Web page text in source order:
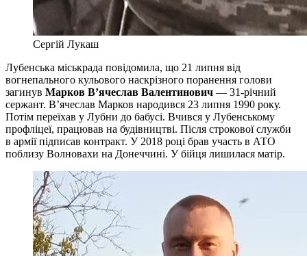
Сергій Лукаш
Лубенська міськрада повідомила, що 21 липня від
вогнепального кульового наскрізного поранення голови
загинув Марков В’ячеслав Валентинович — 31-річний
сержант. В’ячеслав Марков народився 23 липня 1990 року.
Потім переїхав у Лубни до бабусі. Вчився у Лубенському
профліцеї, працював на будівництві. Після строкової служби
в армії підписав контракт. У 2018 році брав участь в АТО
поблизу Волновахи на Донеччині. У бійця лишилася матір.